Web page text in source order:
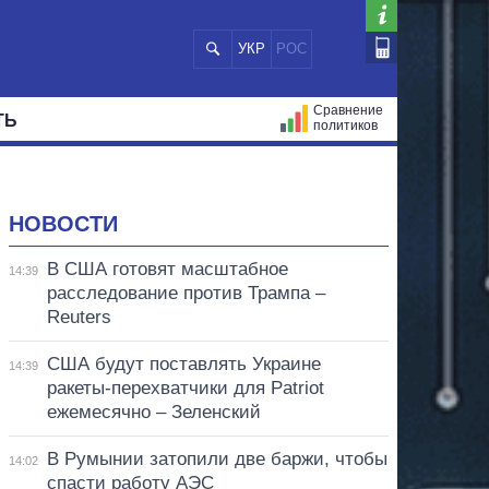
УКР РОС
Сравнение
политиков
НОВОСТИ
14:39
В США готовят масштабное
расследование против Трампа –
Reuters
14:39
США будут поставлять Украине
ракеты-перехватчики для Patriot
ежемесячно – Зеленский
14:02
В Румынии затопили две баржи, чтобы
спасти работу АЭС